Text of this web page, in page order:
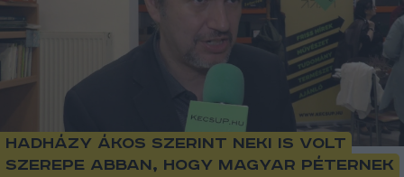
Hadházy Ákos szerint neki is volt
szerepe abban, hogy Magyar Péternek